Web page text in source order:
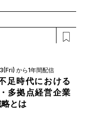
から1年間配信
足時代における
多拠点経営企業
とは